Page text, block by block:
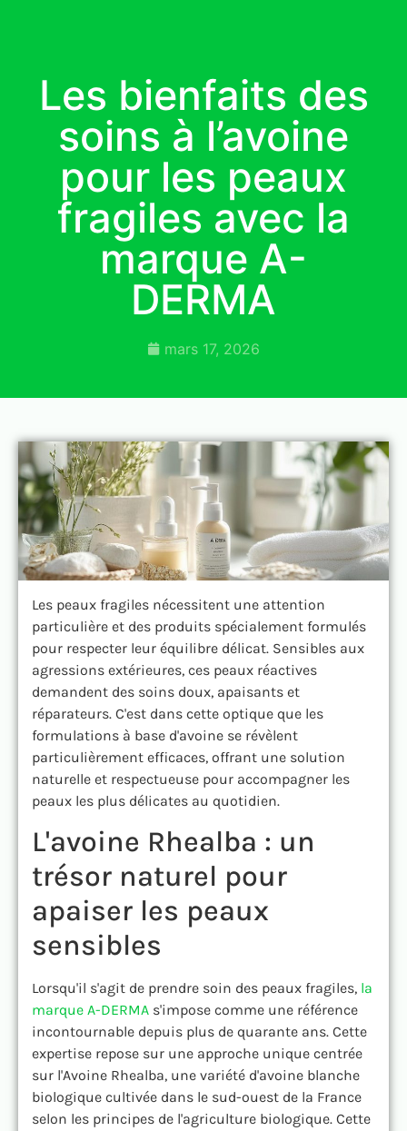
Les bienfaits des
soins à l’avoine
pour les peaux
fragiles avec la
marque A-
DERMA
mars 17, 2026
Les peaux fragiles nécessitent une attention
particulière et des produits spécialement formulés
pour respecter leur équilibre délicat. Sensibles aux
agressions extérieures, ces peaux réactives
demandent des soins doux, apaisants et
réparateurs. C'est dans cette optique que les
formulations à base d'avoine se révèlent
particulièrement efficaces, offrant une solution
naturelle et respectueuse pour accompagner les
peaux les plus délicates au quotidien.
L'avoine Rhealba : un
trésor naturel pour
apaiser les peaux
sensibles
Lorsqu'il s'agit de prendre soin des peaux fragiles, la
marque A-DERMA s'impose comme une référence
incontournable depuis plus de quarante ans. Cette
expertise repose sur une approche unique centrée
sur l'Avoine Rhealba, une variété d'avoine blanche
biologique cultivée dans le sud-ouest de la France
selon les principes de l'agriculture biologique. Cette